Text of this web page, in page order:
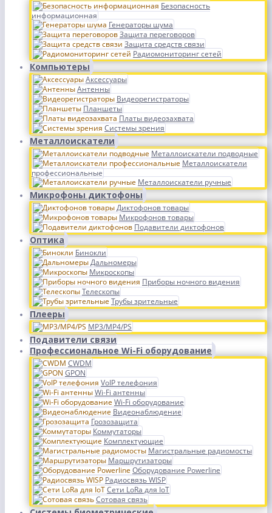
Безопасность
информационная
Генераторы шума
Защита переговоров
Защита средств связи
Радиомониторинг сетей
Компьютеры
Аксессуары
Антенны
Видеорегистраторы
Планшеты
Платы видеозахвата
Системы зрения
Металлоискатели
Металлоискатели подводные
Металлоискатели
профессиональные
Металлоискатели ручные
Микрофоны диктофоны
Диктофонов товары
Микрофонов товары
Подавители диктофонов
Оптика
Бинокли
Дальномеры
Микроскопы
Приборы ночного видения
Телескопы
Трубы зрительные
Плееры
MP3/MP4/PS
Подавители связи
Профессиональное Wi-Fi оборудование
CWDM
GPON
VoIP телефония
Wi-Fi антенны
Wi-Fi оборудование
Видеонаблюдение
Грозозащита
Коммутаторы
Комплектующие
Магистральные радиомосты
Маршрутизаторы
Оборудование Powerline
Радиосвязь WISP
Сети LoRa для IoT
Сотовая связь